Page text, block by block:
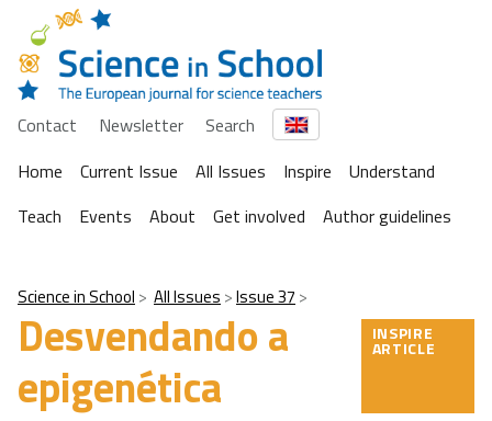
Contact Newsletter
Search
Home
Current Issue All Issues Inspire
Understand
Teach
Events About Get involved Author guidelines
Science in School All Issues Issue 37
Desvendando a
epigenética
INSPIRE
ARTICLE